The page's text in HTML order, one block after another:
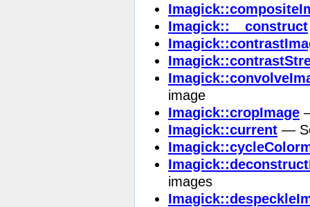
Imagick::__construct
image
Imagick::cropImage
Imagick::current —
images